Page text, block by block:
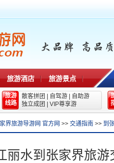
旅游酒店 旅游景点
旅游
线路
散客拼团 自驾游
自助游
独立成团
VIP尊享游
界旅游导游网 官方网 >> 交通指南 >> 到
丽水到张家界旅游